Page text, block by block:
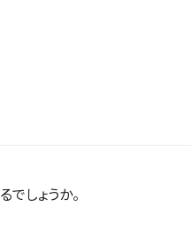
しょうか。